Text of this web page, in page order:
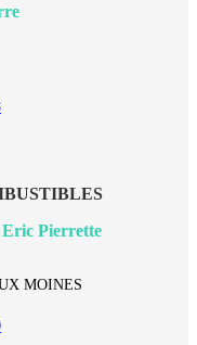
Pierrette
MOINES